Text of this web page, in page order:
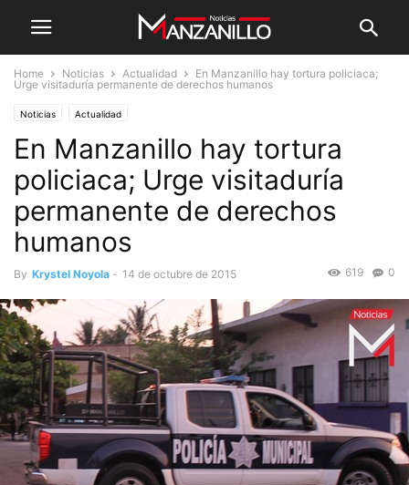
Home Noticias Actualidad
En Manzanillo hay tortura policiaca;
Urge visitaduría permanente de derechos humanos
Noticias Actualidad
En Manzanillo hay tortura
policiaca; Urge visitaduría
permanente de derechos
humanos
By Krystel Noyola - 14 de octubre de 2015 0
619